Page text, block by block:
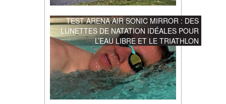
TEST ARENA AIR SONIC MIRROR : DES
LUNETTES DE NATATION IDÉALES POUR
L’EAU LIBRE ET LE TRIATHLON